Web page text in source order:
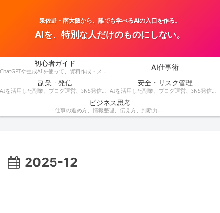
泉佐野・南大阪から、誰でも学べるAIの入口を作る。
AIを、特別な人だけのものにしない。
初心者ガイド
ChatGPTや生成AIを使って、資料作成・メール・会議・業務改善を効率化する方法を紹介します。
AI仕事術
副業・発信
AIを活用した副業、ブログ運営、SNS発信、収益化のアイデアを発信します。
安全・リスク管理
AIを活用した副業、ブログ運営、SNS発信、コンテンツ作成、収益化の方法を紹介します。
ビジネス思考
仕事の進め方、情報整理、伝え方、判断力など、AI時代に役立つビジネス思考を解説します。
2025-12